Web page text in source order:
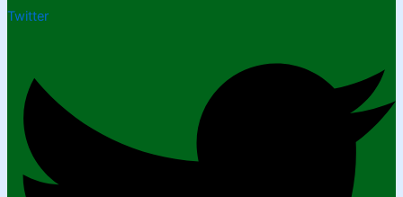
Twitter